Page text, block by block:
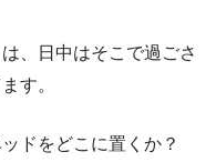
、日中はそこで過ごさ
す。
ドをどこに置くか？